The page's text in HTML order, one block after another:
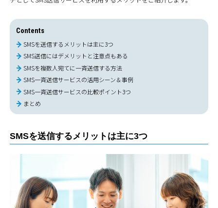
Contents
SMSを送信するメリットは主に3つ
SMS送信にはデメリットと注意点もある
SMSを複数人宛てに一斉送信する方法
SMS一斉送信サービスの活用シーン＆事例
SMS一斉送信サービスの比較ポイント3つ
まとめ
SMSを送信するメリットは主に3つ